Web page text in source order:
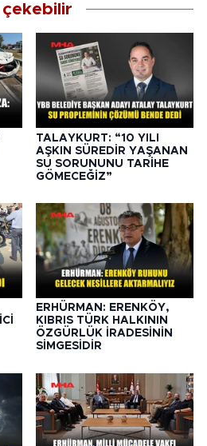
çekebilir
TALAYKURT: “10 YILI
AŞKIN SÜREDİR YAŞANAN
SU SORUNUNU TARİHE
GÖMECEĞİZ”
ERHÜRMAN: ERENKÖY,
KIBRIS TÜRK HALKININ
ÖZGÜRLÜK İRADESİNİN
SİMGESİDİR